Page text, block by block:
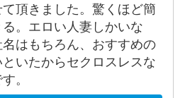
頂きました。驚くほど簡
。エロい人妻しかいな
はもちろん、おすすめの
いたからセクロスレスな
。